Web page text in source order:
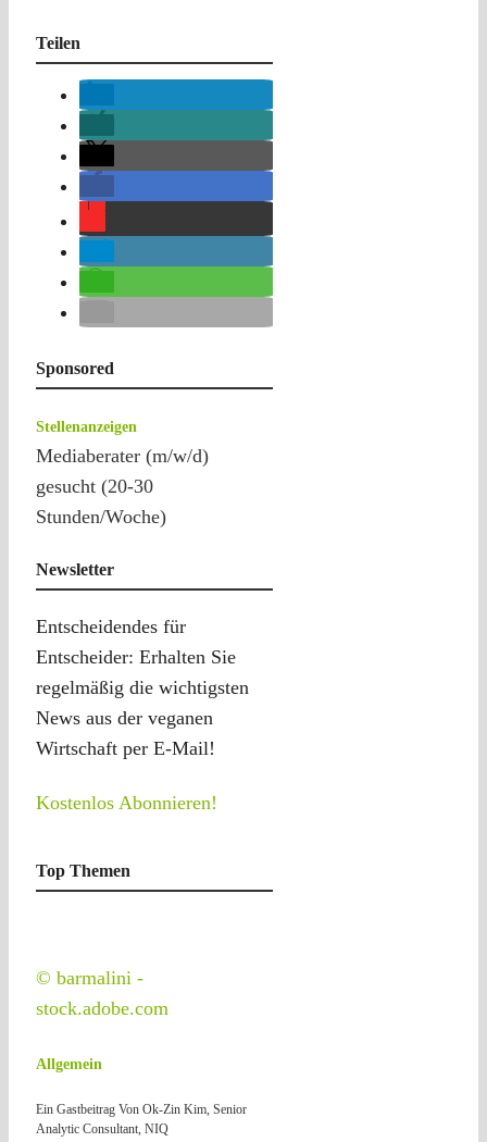
Teilen
Sponsored
Stellenanzeigen
Mediaberater (m/w/d)
gesucht (20-30
Stunden/Woche)
Newsletter
Entscheidendes für
Entscheider: Erhalten Sie
regelmäßig die wichtigsten
News aus der veganen
Wirtschaft per E-Mail!
Kostenlos Abonnieren!
Top Themen
© barmalini -
stock.adobe.com
Allgemein
Ein Gastbeitrag Von Ok-Zin Kim, Senior
Analytic Consultant, NIQ